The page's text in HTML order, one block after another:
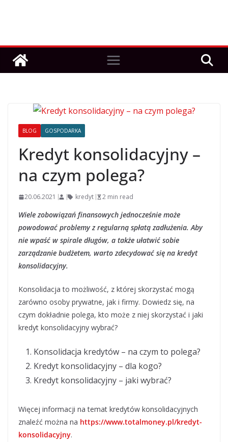
BLOG GOSPODARKA
Kredyt konsolidacyjny –
na czym polega?
20.06.2021 kredyt 2 min read
Wiele zobowiązań finansowych jednocześnie może
powodować problemy z regularną spłatą zadłużenia. Aby
nie wpaść w spirale długów, a także ułatwić sobie
zarządzanie budżetem, warto zdecydować się na kredyt
konsolidacyjny.
Konsolidacja to możliwość, z której skorzystać mogą
zarówno osoby prywatne, jak i firmy. Dowiedz się, na
czym dokładnie polega, kto może z niej skorzystać i jaki
kredyt konsolidacyjny wybrać?
Konsolidacja kredytów – na czym to polega?
Kredyt konsolidacyjny – dla kogo?
Kredyt konsolidacyjny – jaki wybrać?
Więcej informacji na temat kredytów konsolidacyjnych
znaleźć można na https://www.totalmoney.pl/kredyt-
konsolidacyjny.